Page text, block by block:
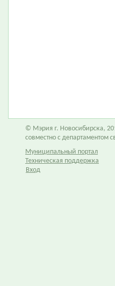
© Мэрия г. Новосибирска,
совместно с департаментом
Муниципальный портал
Техническая поддержка
Вход